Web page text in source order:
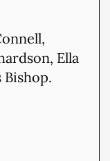
Ella
Bishop.